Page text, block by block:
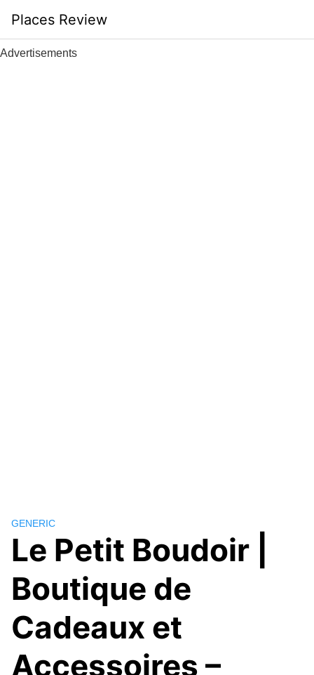
content
Places Review
Advertisements
GENERIC
Le Petit Boudoir |
Boutique de
Cadeaux et
Accessoires –